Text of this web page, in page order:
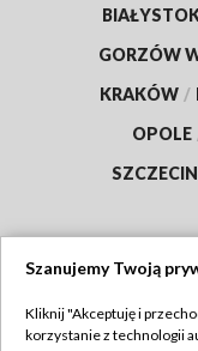
GORZÓW
KRAKÓW /
OPOLE
SZCZECIN
Szanujemy Twoją
Kliknij "Akceptuję i
korzystanie z technologii